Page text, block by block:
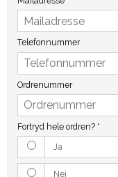
Telefonnummer
Ordrenummer
Fortryd hele ordren? *
Ja
Nej